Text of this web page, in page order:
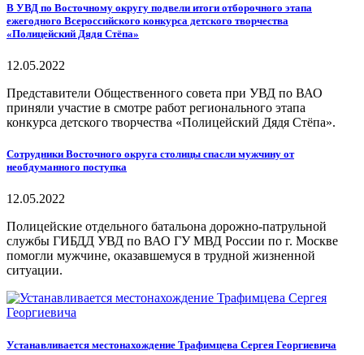
В УВД по Восточному округу подвели итоги отборочного этапа
ежегодного Всероссийского конкурса детского творчества
«Полицейский Дядя Стёпа»
12.05.2022
Представители Общественного совета при УВД по ВАО
приняли участие в смотре работ регионального этапа
конкурса детского творчества «Полицейский Дядя Стёпа».
Сотрудники Восточного округа столицы спасли мужчину от
необдуманного поступка
12.05.2022
Полицейские отдельного батальона дорожно-патрульной
службы ГИБДД УВД по ВАО ГУ МВД России по г. Москве
помогли мужчине, оказавшемуся в трудной жизненной
ситуации.
Устанавливается местонахождение Трафимцева Сергея Георгиевича